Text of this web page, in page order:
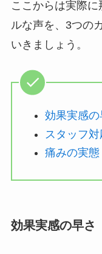
ここからは実際
ルな声を、3つの
いきましょう。
効果実感の
スタッフ対
痛みの実態
効果実感の早さ